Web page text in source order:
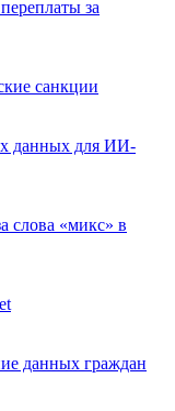
за
санкции
данных для ИИ-
слова «микс» в
данных граждан